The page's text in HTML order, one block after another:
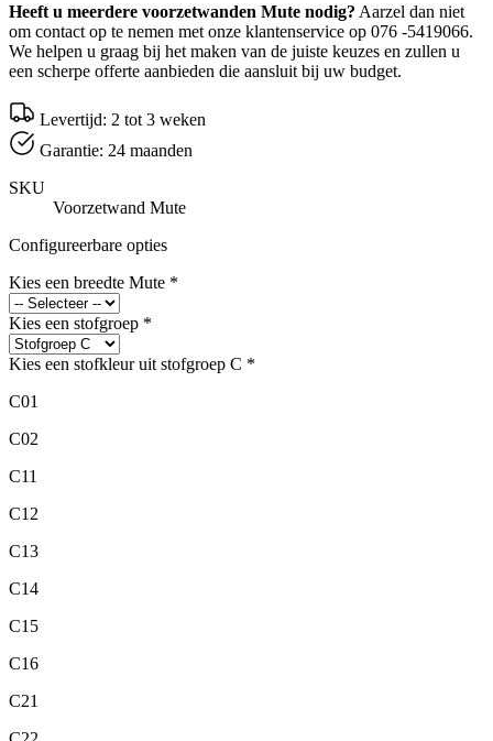
Heeft u meerdere voorzetwanden Mute nodig? Aarzel dan niet
om contact op te nemen met onze klantenservice op 076 -5419066.
We helpen u graag bij het maken van de juiste keuzes en zullen u
een scherpe offerte aanbieden die aansluit bij uw budget.
Levertijd: 2 tot 3 weken
Garantie: 24 maanden
SKU
Voorzetwand Mute
Configureerbare opties
Kies een breedte Mute *
Kies een stofgroep *
Kies een stofkleur uit stofgroep C *
C01
C02
C11
C12
C13
C14
C15
C16
C21